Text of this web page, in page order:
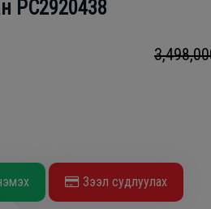
PC2920438
Зээл судлуулах